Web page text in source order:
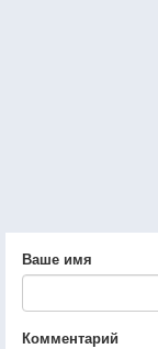
Ваше имя
Комментарий